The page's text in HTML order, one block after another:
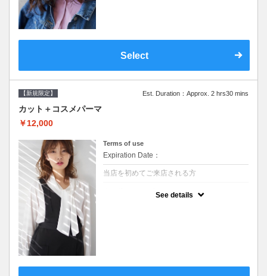
Select
【新規限定】 Est. Duration：Approx. 2 hrs30 mins
カット＋コスメパーマ
￥12,000
Terms of use
Expiration Date：
当店を初めてご来店される方
See details